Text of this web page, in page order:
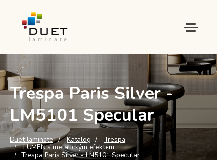
Trespa Paris Silver -
LM5101 Specular
Duet laminate Katalog
Trespa
LUMEN s metalickým efektem
Trespa Paris Silver - LM5101 Specular